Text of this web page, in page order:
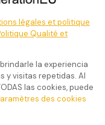
légales et politique
Qualité et
la experiencia
y visitas repetidas. Al
las cookies, puede
des cookies